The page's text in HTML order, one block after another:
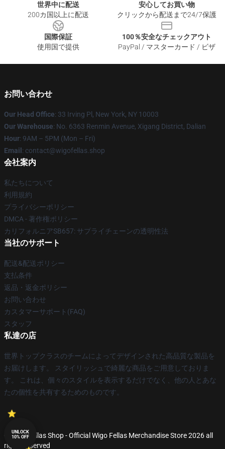
世界中に配送
200カ国以上に配送
安心してお買い物
クリックから配送まで24/7保護
国際保証
使用国で提供
100％安全なチェックアウト
PayPal / マスターカード / ビザ
お問い合わせ
Our Head Office: 33 Irving Pl, New York, NY 10003
Our Warehouse: No. 6363 Renmin Avenue, Xigang District, Dalian
Hour: 9AM – 5PM (Mon – Fri)
Email : contact@wigofellas.shop
会社案内
私たちについて
利用規約
プライバシーポリシー
DMCA - 著作権ポリシー
カリフォルニアSB657: サプライチェーンの透明性法
当社のサポート
配送&配送ポリシー
支払条件
返品・返金ポリシー
お問い合わせ
カスタマーサポート(FAQ)
スタッフ
私達の店
世界トップクラスのチームによってデザインされた高品質な製品を
お届けします。 スタイリッシュで綺麗な商品をご用意しておりま
す。 これは、個々のスタイルを表示するだけでなく、他の人とあな
たの個性を共有するためのものです。
© Wigo Fellas Shop - Official Wigo Fellas Merchandise Store 2026 all
rights reserved
UNLOCK
10% OFF